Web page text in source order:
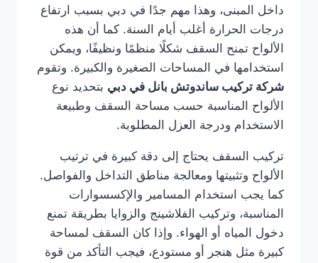
داخل المبنى، وهذا مهم جدًا في دبي بسبب ارتفاع
درجات الحرارة أغلب أيام السنة. كما أن هذه
الألواح تمنح السقف شكلًا منظمًا ونظيفًا، ويمكن
استخدامها في المساحات الصغيرة والكبيرة. وتقوم
شركة تركيب ساندوتش بانل في دبي بتحديد نوع
الألواح المناسبة حسب مساحة السقف وطبيعة
الاستخدام ودرجة العزل المطلوبة.
تركيب السقف يحتاج إلى دقة كبيرة في ترتيب
الألواح وتثبيتها ومعالجة مناطق التداخل والفواصل.
كما يجب استخدام المسامير والإكسسوارات
المناسبة، وتركيب الفلاشينج والزوايا بطريقة تمنع
دخول المياه أو الهواء. وإذا كان السقف لمساحة
كبيرة مثل هنجر أو مستودع، فيجب التأكد من قوة